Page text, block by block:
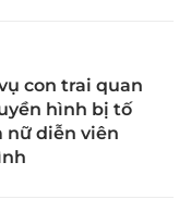
con trai quan
hình bị tố
nữ diễn viên